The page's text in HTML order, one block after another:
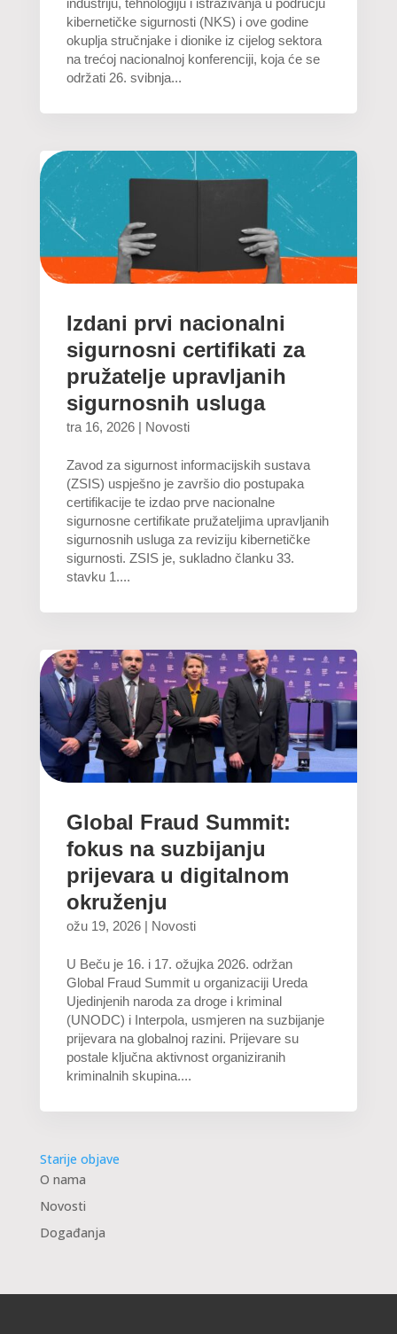
industriju, tehnologiju i istraživanja u području
kibernetičke sigurnosti (NKS) i ove godine
okuplja stručnjake i dionike iz cijelog sektora
na trećoj nacionalnoj konferenciji, koja će se
održati 26. svibnja...
Izdani prvi nacionalni
sigurnosni certifikati za
pružatelje upravljanih
sigurnosnih usluga
tra 16, 2026| Novosti
Zavod za sigurnost informacijskih sustava
(ZSIS) uspješno je završio dio postupaka
certifikacije te izdao prve nacionalne
sigurnosne certifikate pružateljima upravljanih
sigurnosnih usluga za reviziju kibernetičke
sigurnosti. ZSIS je, sukladno članku 33.
stavku 1....
Global Fraud Summit:
fokus na suzbijanju
prijevara u digitalnom
okruženju
ožu 19, 2026| Novosti
U Beču je 16. i 17. ožujka 2026. održan
Global Fraud Summit u organizaciji Ureda
Ujedinjenih naroda za droge i kriminal
(UNODC) i Interpola, usmjeren na suzbijanje
prijevara na globalnoj razini. Prijevare su
postale ključna aktivnost organiziranih
kriminalnih skupina....
Starije objave
O nama
Novosti
Događanja